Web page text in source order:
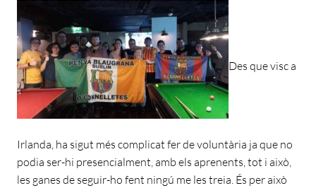
Des que visc a
Irlanda, ha sigut més complicat fer de voluntària ja que no
podia ser-hi presencialment, amb els aprenents, tot i això,
les ganes de seguir-ho fent ningú me les treia. És per això